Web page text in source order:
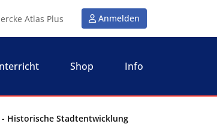
Atlas Plus Anmelden
Shop Info
Historische Stadtentwicklung